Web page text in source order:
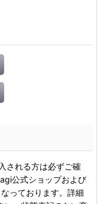
される方は必ずご確
公式ショップおよび
っております。詳細